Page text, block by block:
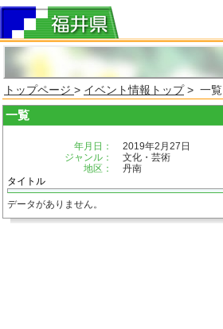
トップページ > イベント情報トップ> 一覧
一覧
年月日：
2019年2月27日
ジャンル：
文化・芸術
地区：
丹南
タイトル
データがありません。